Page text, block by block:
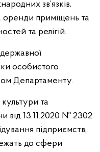
зв’язків,
оренди приміщень та
та релігій.
державної
особистого
Департаменту.
та
від 13.11.2020 № 2302
підприємств,
до сфери